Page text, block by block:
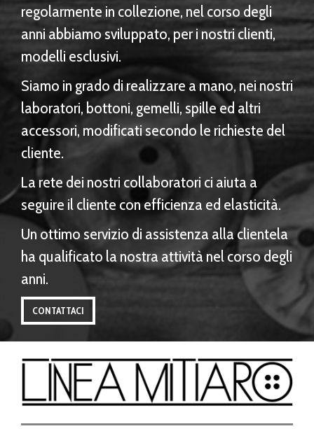
regolarmente in collezione, nel corso degli
anni abbiamo sviluppato, per i nostri clienti,
modelli esclusivi.
Siamo in grado di realizzare a mano, nei nostri
laboratori, bottoni, gemelli, spille ed altri
accessori, modificati secondo le richieste del
cliente.
La rete dei nostri collaboratori ci aiuta a
seguire il cliente con efficienza ed elasticità.
Un ottimo servizio di assistenza alla clientela
ha qualificato la nostra attività nel corso degli
anni.
CONTATTACI